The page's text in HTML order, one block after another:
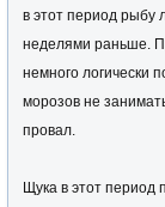
в этот период рыбу
неделями раньше.
немного логически
морозов не
провал.
Щука в этот период